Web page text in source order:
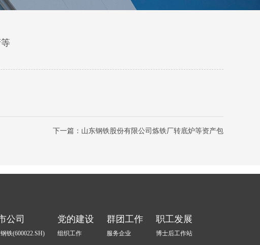
下一篇：山东钢铁股份有限公司炼铁厂转底炉等资产包
公司
铁(600022.SH)
党的建设
组织工作
群团工作
服务企业
职工发展
博士后工作站